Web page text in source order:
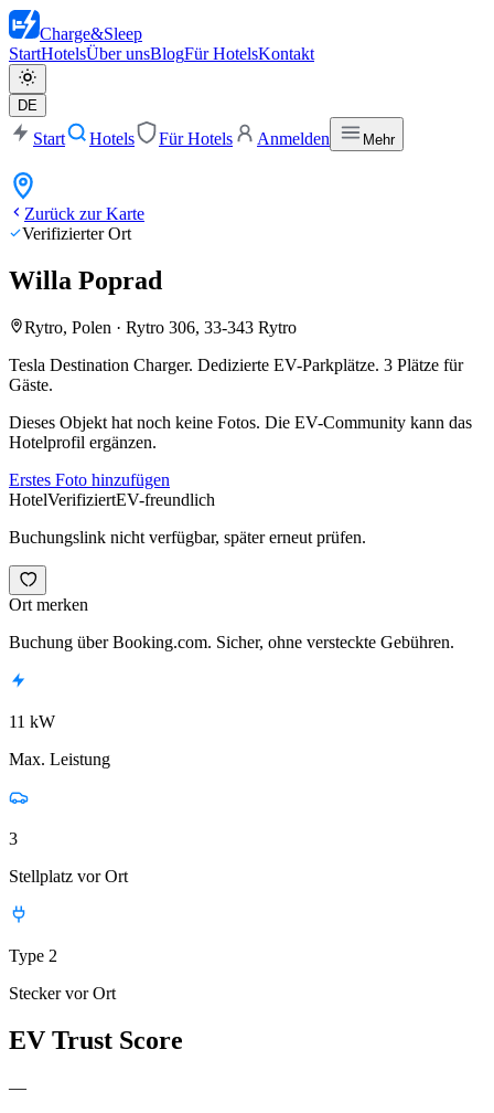
Charge&Sleep
StartHotelsÜber unsBlogFür HotelsKontakt
DE
Start Hotels Für Hotels Anmelden Mehr
Zurück zur Karte
Verifizierter Ort
Willa Poprad
Rytro, Polen · Rytro 306, 33-343 Rytro
Tesla Destination Charger. Dedizierte EV-Parkplätze. 3 Plätze für
Gäste.
Dieses Objekt hat noch keine Fotos. Die EV-Community kann das
Hotelprofil ergänzen.
Erstes Foto hinzufügen
HotelVerifiziertEV-freundlich
Buchungslink nicht verfügbar, später erneut prüfen.
Ort merken
Buchung über Booking.com. Sicher, ohne versteckte Gebühren.
11 kW
Max. Leistung
3
Stellplatz vor Ort
Type 2
Stecker vor Ort
EV Trust Score
—